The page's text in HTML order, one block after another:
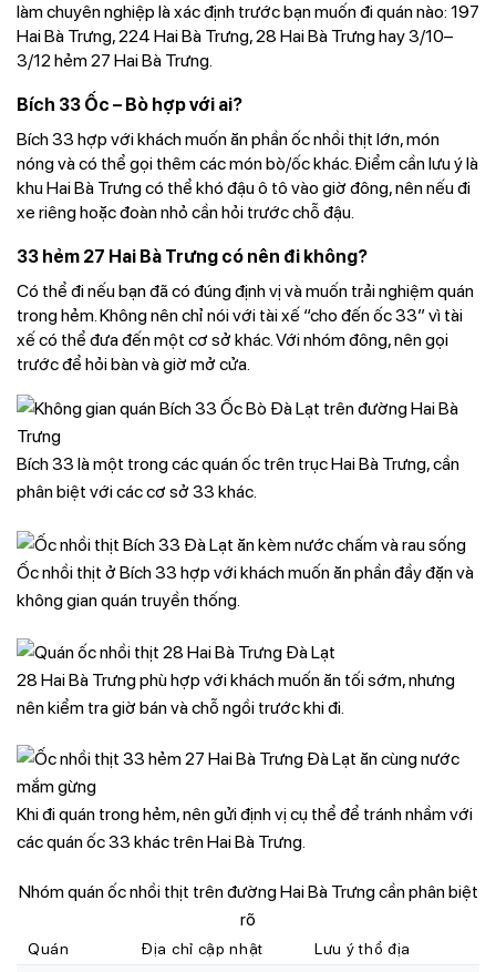
làm chuyên nghiệp là xác định trước bạn muốn đi quán nào: 197
Hai Bà Trưng, 224 Hai Bà Trưng, 28 Hai Bà Trưng hay 3/10–
3/12 hẻm 27 Hai Bà Trưng.
Bích 33 Ốc – Bò hợp với ai?
Bích 33 hợp với khách muốn ăn phần ốc nhồi thịt lớn, món
nóng và có thể gọi thêm các món bò/ốc khác. Điểm cần lưu ý là
khu Hai Bà Trưng có thể khó đậu ô tô vào giờ đông, nên nếu đi
xe riêng hoặc đoàn nhỏ cần hỏi trước chỗ đậu.
33 hẻm 27 Hai Bà Trưng có nên đi không?
Có thể đi nếu bạn đã có đúng định vị và muốn trải nghiệm quán
trong hẻm. Không nên chỉ nói với tài xế “cho đến ốc 33” vì tài
xế có thể đưa đến một cơ sở khác. Với nhóm đông, nên gọi
trước để hỏi bàn và giờ mở cửa.
Bích 33 là một trong các quán ốc trên trục Hai Bà Trưng, cần
phân biệt với các cơ sở 33 khác.
Ốc nhồi thịt ở Bích 33 hợp với khách muốn ăn phần đầy đặn và
không gian quán truyền thống.
28 Hai Bà Trưng phù hợp với khách muốn ăn tối sớm, nhưng
nên kiểm tra giờ bán và chỗ ngồi trước khi đi.
Khi đi quán trong hẻm, nên gửi định vị cụ thể để tránh nhầm với
các quán ốc 33 khác trên Hai Bà Trưng.
Nhóm quán ốc nhồi thịt trên đường Hai Bà Trưng cần phân biệt
rõ
Quán Địa chỉ cập nhật Lưu ý thổ địa